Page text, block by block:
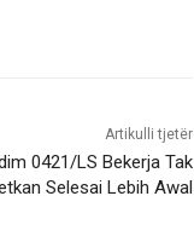
Artikulli tjetër
0421/LS Bekerja Tak
Selesai Lebih Awal